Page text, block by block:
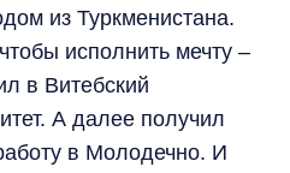
из Туркменистана.
исполнить мечту –
в Витебский
А далее получил
в Молодечно. И